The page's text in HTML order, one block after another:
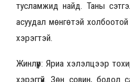
тусламжид найд. Таны
асуудал мөнгөтэй
хэрэгтэй.
Жинлүүр: Яриа хэлэлцээр